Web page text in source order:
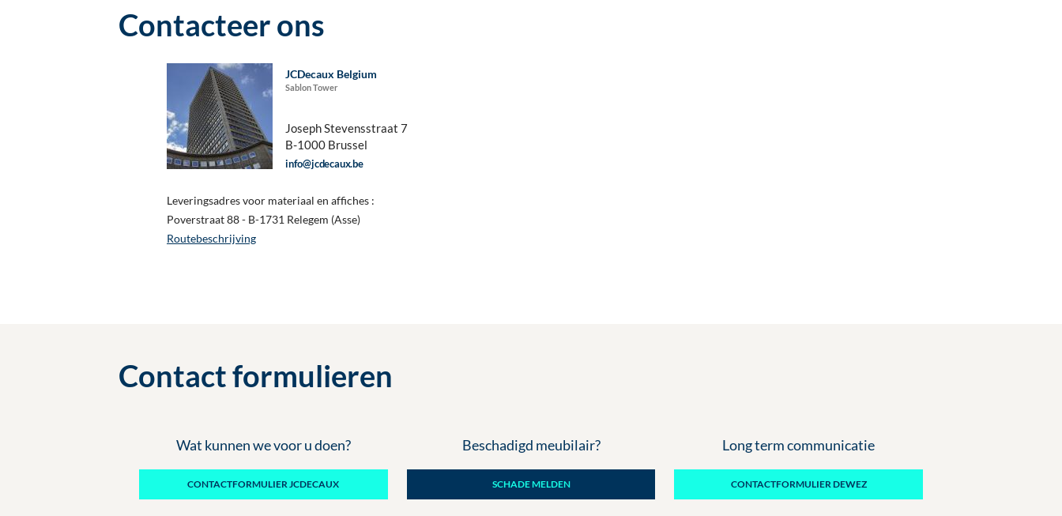
Contacteer ons
JCDecaux Belgium
Sablon Tower
Joseph Stevensstraat 7
B-1000 Brussel
info@jcdecaux.be
Leveringsadres voor materiaal en affiches :
Poverstraat 88 - B-1731 Relegem (Asse)
Routebeschrijving
Contact formulieren
Wat kunnen we voor u doen?
CONTACTFORMULIER JCDECAUX
Beschadigd meubilair?
SCHADE MELDEN
Long term communicatie
CONTACTFORMULIER DEWEZ